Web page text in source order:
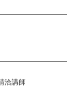
洽講師